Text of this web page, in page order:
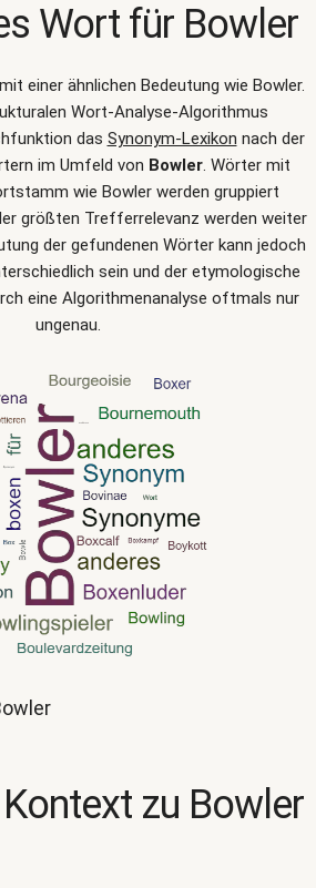
Wort für Bowler
einer ähnlichen Bedeutung wie Bowler.
Wort-Analyse-Algorithmus
das Synonym-Lexikon nach der
im Umfeld von Bowler. Wörter mit
wie Bowler werden gruppiert
größten Trefferrelevanz werden weiter
der gefundenen Wörter kann jedoch
sein und der etymologische
eine Algorithmenanalyse oftmals nur
ungenau.
zu Bowler